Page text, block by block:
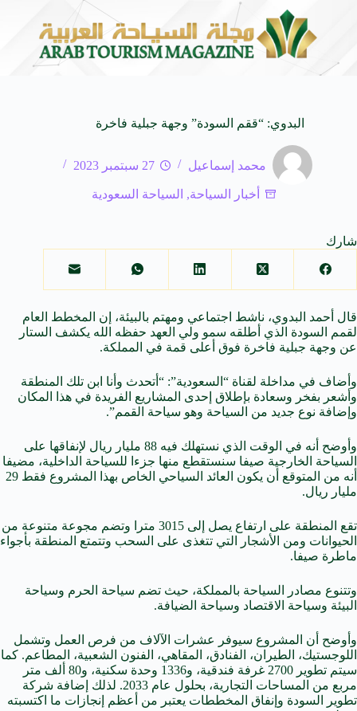
كيفنا.. في كل وجهة سحر خاص* افتتاح اكبر صالة
البدوي: “ققم السودة” وجهة جبلية فاخرة
محمد إسماعيل 27 سبتمبر 2023
أخبار السياحة, السياحة السعودية
شارك
قال أحمد البدوي، ناشط اجتماعي ومهتم بالبيئة، إن المخطط العام
لقمم السودة الذي أطلقه سمو ولي العهد حفظه الله يكشف الستار
عن وجهة جبلية فاخرة فوق أعلى قمة في المملكة.
وأضاف في مداخلة لقناة “السعودية”: “أتحدث وأنا ابن تلك المنطقة
وأشعر بفخر وسعادة بإطلاق إحدى المشاريع الفريدة في هذا المكان
وإضافة نوع جديد من السياحة وهو سياحة القمم”.
وأوضح أنه في الوقت الذي نستهلك فيه 88 مليار ريال لإنفاقها على
السياحة الخارجية صيفا سنستقطع منها جزءا للسياحة الداخلية، مضيفا
أنه من المتوقع أن يكون العائد السياحي الخاص بهذا المشروع فقط 29
مليار ريال.
تقع المنطقة على ارتفاع يصل إلى 3015 مترا وتضم مجوعة متنوعة من
الحيوانات ومن الأشجار التي تتغذى على السحب وتتمتع المنطقة بأجواء
ماطرة صيفا.
وتتنوع مصادر السياحة بالمملكة، حيث تضم سياحة الحرم وسياحة
البيئة وسياحة الاقتصاد وسياحة الضيافة.
وأوضح أن المشروع سيوفر عشرات الآلاف من فرص العمل وتشمل
اللوجستيك، الطيران، الفنادق، المقاهي، الفنون الشعبية، المطاعم. كما
سيتم تطوير 2700 غرفة فندقية، و1336 وحدة سكنية، و80 ألف متر
مربع من المساحات التجارية، بحلول عام 2033. لذلك إضافة شركة
تطوير السودة وإنفاق المخططات يعتبر من أعظم إنجازات ما اكتسبته